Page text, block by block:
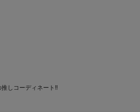
しコーディネート‼